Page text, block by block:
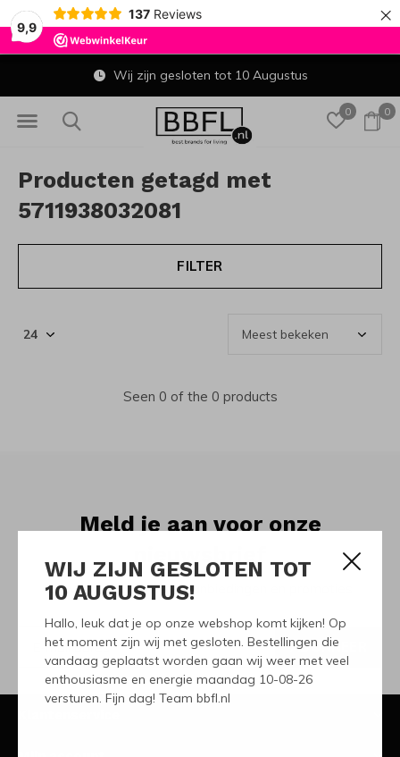
9,9
137 Reviews ×
WIJ ZIJN GESLOTEN TOT
10 AUGUSTUS!
Hallo, leuk dat je op onze webshop komt kijken! Op
het moment zijn wij met gesloten. Bestellingen die
vandaag geplaatst worden gaan wij weer met veel
enthousiasme en energie maandag 10-08-26
versturen. Fijn dag! Team bbfl.nl
0 0
Wij zijn gesloten tot 10 Augustus
Producten getagd met
5711938032081
FILTER
Seen 0 of the 0 products
Meld je aan voor onze
Ontvang de nieuwste aanbiedingen en promoties
ABONNEER